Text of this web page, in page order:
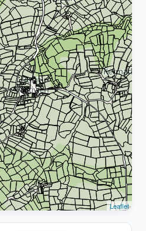
Leaflet